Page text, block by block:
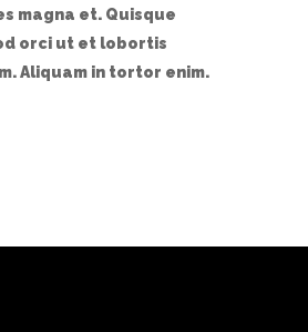
magna et. Quisque
orci ut et lobortis
Aliquam in tortor enim.